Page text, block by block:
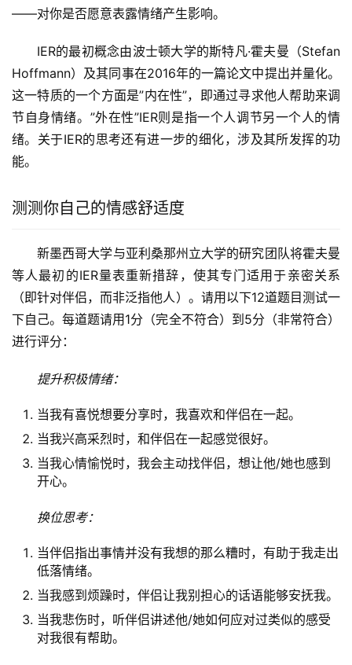
——对你是否愿意表露情绪产生影响。
IER的最初概念由波士顿大学的斯特凡·霍夫曼（Stefan
Hoffmann）及其同事在2016年的一篇论文中提出并量化。
这一特质的一个方面是”内在性”，即通过寻求他人帮助来调
节自身情绪。”外在性”IER则是指一个人调节另一个人的情
绪。关于IER的思考还有进一步的细化，涉及其所发挥的功
能。
测测你自己的情感舒适度
新墨西哥大学与亚利桑那州立大学的研究团队将霍夫曼
等人最初的IER量表重新措辞，使其专门适用于亲密关系
（即针对伴侣，而非泛指他人）。请用以下12道题目测试一
下自己。每道题请用1分（完全不符合）到5分（非常符合）
进行评分：
提升积极情绪：
当我有喜悦想要分享时，我喜欢和伴侣在一起。
当我兴高采烈时，和伴侣在一起感觉很好。
当我心情愉悦时，我会主动找伴侣，想让他/她也感到
开心。
换位思考：
当伴侣指出事情并没有我想的那么糟时，有助于我走出
低落情绪。
当我感到烦躁时，伴侣让我别担心的话语能够安抚我。
当我悲伤时，听伴侣讲述他/她如何应对过类似的感受
对我很有帮助。